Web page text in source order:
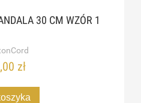
30 CM WZÓR 1
zł